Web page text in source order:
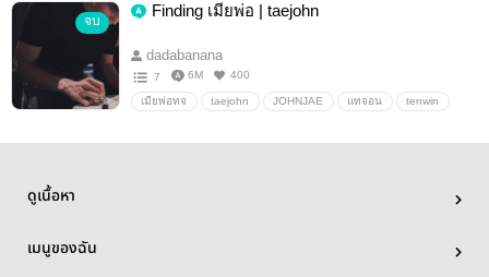
จบ
Finding เมียพ่อ | taejohn
dadabanana
7 6M 400
เมียพ่อทจ taejohn JOHNJAE แทจอน tenwin
ดูเนื้อหา
เมนูของฉัน